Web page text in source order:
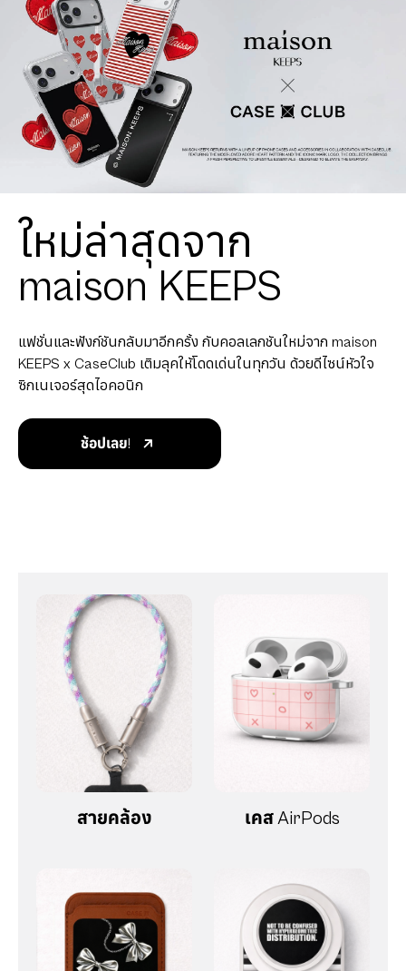
ใหม่ล่าสุดจาก
maison KEEPS
แฟชั่นและฟังก์ชันกลับมาอีกครั้ง กับคอลเลกชันใหม่จาก maison
KEEPS x CaseClub เติมลุคให้โดดเด่นในทุกวัน ด้วยดีไซน์หัวใจ
ซิกเนเจอร์สุดไอคอนิก
ช้อปเลย!
สายคล้อง เคส AirPods